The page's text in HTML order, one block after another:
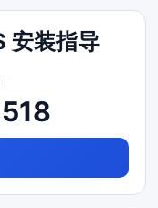
安装指导